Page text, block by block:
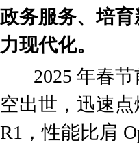
政务服务、培
力现代化。
2025 年春节
空出世，迅速
R1，性能比肩